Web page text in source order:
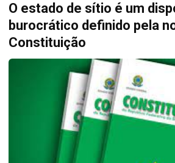
O estado de sítio é um
burocrático definido pela
Constituição